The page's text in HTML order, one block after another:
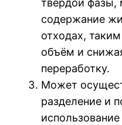
твердой фазы,
содержание
отходах,
объём и
переработку.
Может
разделение и